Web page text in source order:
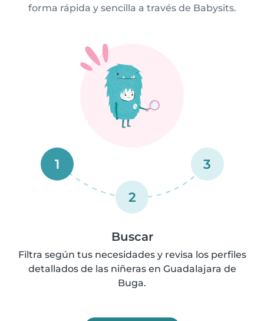
forma rápida y sencilla a través de Babysits.
1
2
3
Buscar
Filtra según tus necesidades y revisa los perfiles
detallados de las niñeras en Guadalajara de
Buga.